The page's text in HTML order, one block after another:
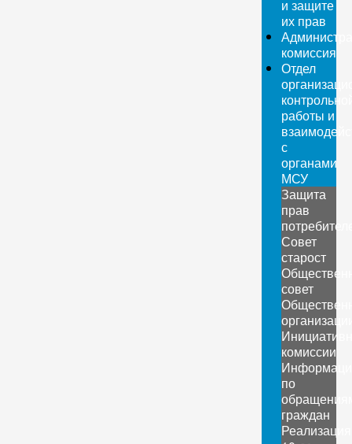
и защите
их прав
комиссия
Отдел
работы и
с
органами
МСУ
Защита
прав
Совет
старост
совет
комиссии
по
граждан
Реализация